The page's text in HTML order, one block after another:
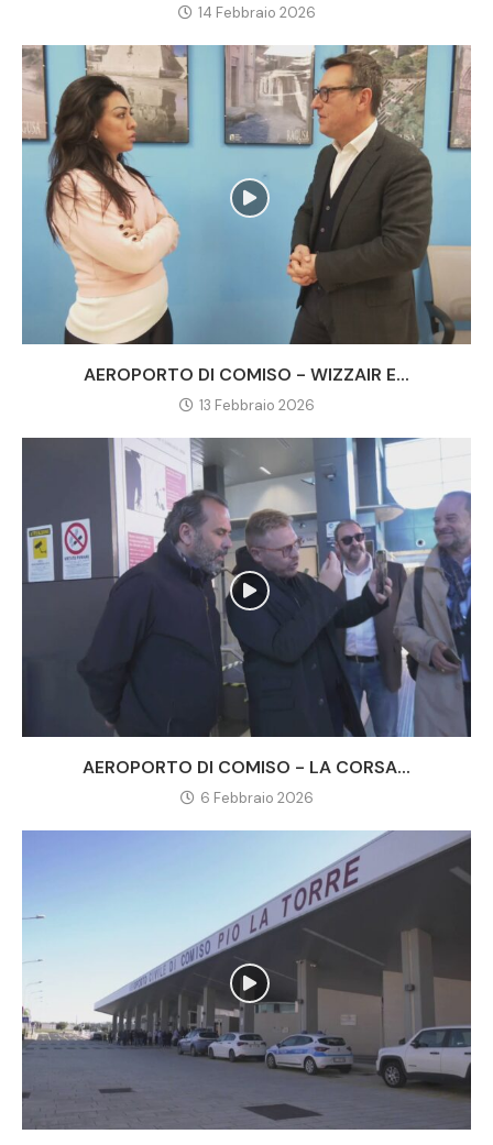
14 Febbraio 2026
AEROPORTO DI COMISO - WIZZAIR E...
13 Febbraio 2026
AEROPORTO DI COMISO - LA CORSA...
6 Febbraio 2026